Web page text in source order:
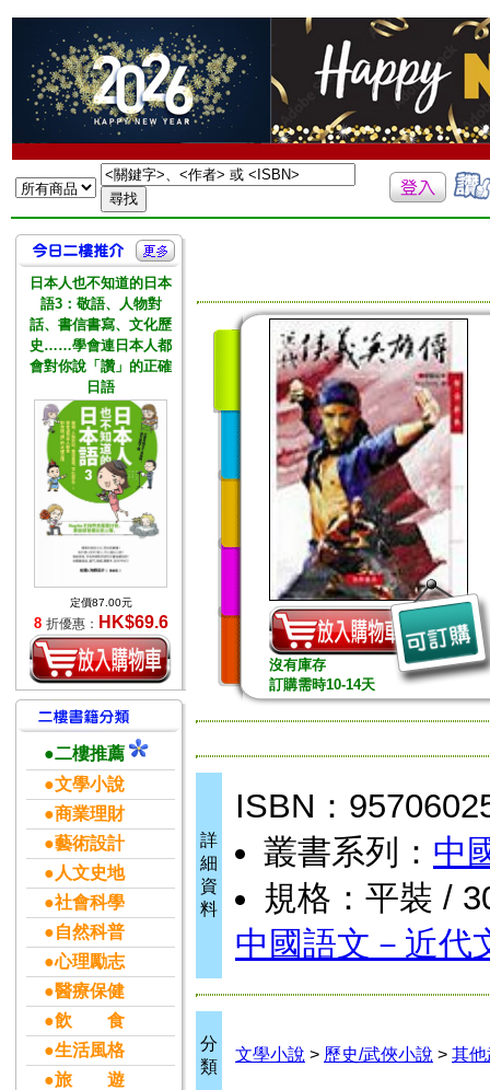
日本人也不知道的日本
語3：敬語、人物對
話、書信書寫、文化歷
史……學會連日本人都
會對你說「讚」的正確
日語
定價87.00元
8 折優惠： HK$69.6
●二樓推薦
●文學小說
●商業理財
●藝術設計
●人文史地
●社會科學
●自然科普
●心理勵志
●醫療保健
●飲 食
●生活風格
●旅 遊
沒有庫存
訂購需時10-14天
詳
細
資
料
ISBN：
叢書系列： 中
規格：平裝 /
中國語文－近代
分
類
文學小說 > 歷史/武俠小說 > 其